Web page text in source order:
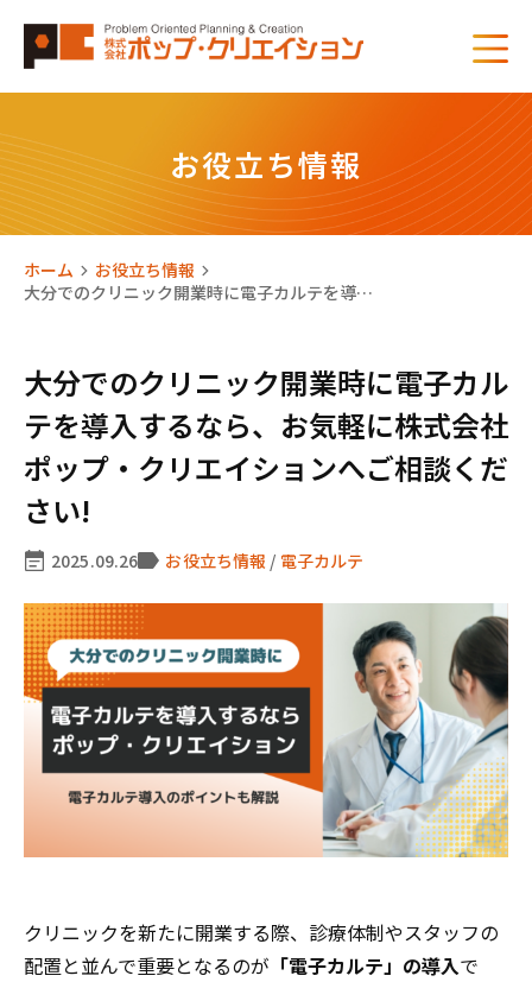
お役立ち情報
ホーム
お役立ち情報
大分でのクリニック開業時に電子カルテを導…
大分でのクリニック開業時に電子カル
テを導入するなら、お気軽に株式会社
ポップ・クリエイションへご相談くだ
さい!
2025.09.26 お役立ち情報 / 電子カルテ
クリニックを新たに開業する際、診療体制やスタッフの
配置と並んで重要となるのが 「電子カルテ」の導入で